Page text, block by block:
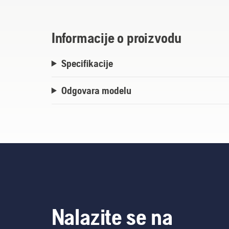
Informacije o proizvodu
Specifikacije
Odgovara modelu
Nalazite se na